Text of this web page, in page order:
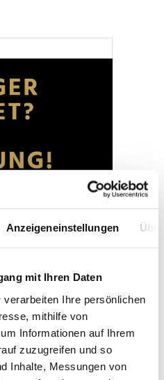
Anzeigeneinstellungen
mit Ihren Daten
verarbeiten Ihre persönlichen
mithilfe von
Informationen auf Ihrem
zuzugreifen und so
Inhalte, Messungen von